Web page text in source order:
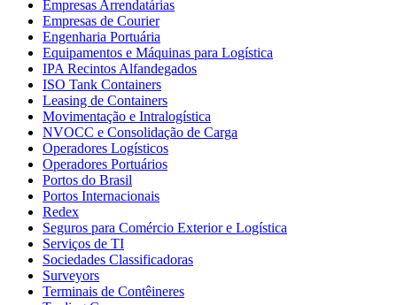
Empresas Arrendatárias
Empresas de Courier
Engenharia Portuária
Equipamentos e Máquinas para Logística
IPA Recintos Alfandegados
ISO Tank Containers
Leasing de Containers
Movimentação e Intralogística
NVOCC e Consolidação de Carga
Operadores Logísticos
Operadores Portuários
Portos do Brasil
Portos Internacionais
Redex
Seguros para Comércio Exterior e Logística
Serviços de TI
Sociedades Classificadoras
Surveyors
Terminais de Contêineres